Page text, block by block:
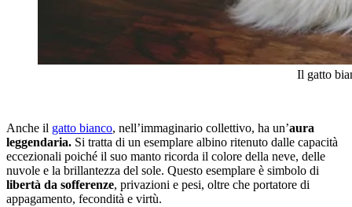
Il gatto
Anche il gatto bianco, nell’immaginario collettivo, ha un’aura
leggendaria. Si tratta di un esemplare albino ritenuto dalle capacità
eccezionali poiché il suo manto ricorda il colore della neve, delle
nuvole e la brillantezza del sole. Questo esemplare è simbolo di
libertà da sofferenze, privazioni e pesi, oltre che portatore di
appagamento, fecondità e virtù.